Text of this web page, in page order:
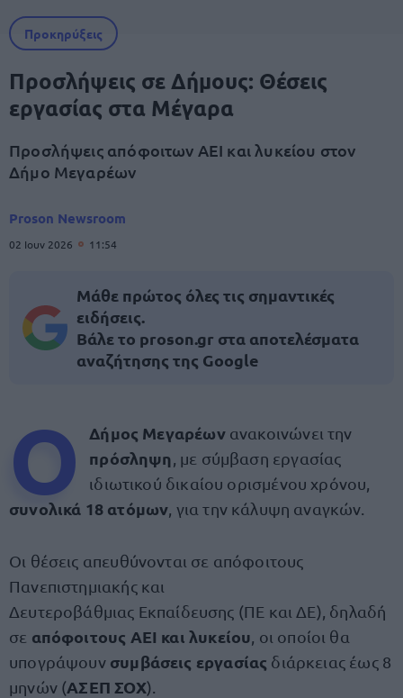
Προκηρύξεις
Προσλήψεις σε Δήμους: Θέσεις
εργασίας στα Μέγαρα
Προσλήψεις απόφοιτων ΑΕΙ και λυκείου στον
Δήμο Μεγαρέων
Proson Newsroom
02 Ιουν 2026 11:54
Μάθε πρώτος όλες τις σημαντικές
ειδήσεις.
Βάλε το proson.gr στα αποτελέσματα
αναζήτησης της Google
Ο Δήμος Μεγαρέων ανακοινώνει την
πρόσληψη , με σύμβαση εργασίας
ιδιωτικού δικαίου ορισμένου χρόνου,
συνολικά 18 ατόμων , για την κάλυψη αναγκών.
Οι θέσεις απευθύνονται σε απόφοιτους
Πανεπιστημιακής και
Δευτεροβάθμιας Εκπαίδευσης (ΠΕ και ΔΕ), δηλαδή
σε απόφοιτους ΑΕΙ και λυκείου , οι οποίοι θα
υπογράψουν συμβάσεις εργασίας διάρκειας έως 8
μηνών (ΑΣΕΠ ΣΟΧ).